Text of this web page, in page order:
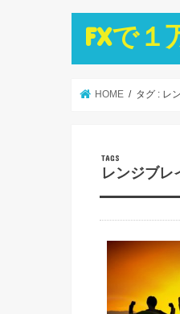
FXで
HOME タグ : レ
レンジブレ